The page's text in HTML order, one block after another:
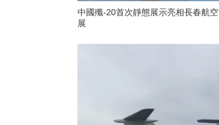
中國殲-20首次靜態展示亮相長春航空
展